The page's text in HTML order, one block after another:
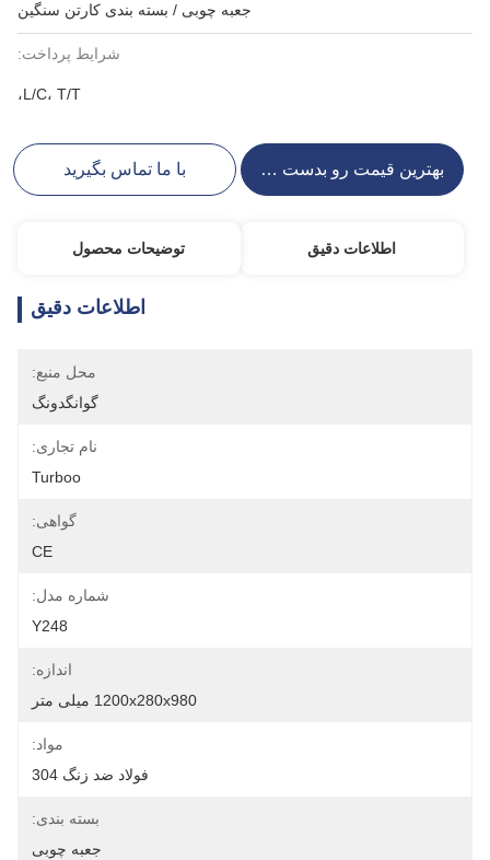
جعبه چوبی / بسته بندی کارتن سنگین
شرایط پرداخت:
L/C، T/T،
بهترین قیمت رو بدست بیار با ما تماس بگیرید
اطلاعات دقیق توضیحات محصول
اطلاعات دقیق
محل منبع:
گوانگدونگ
نام تجاری:
Turboo
گواهی:
CE
شماره مدل:
Y248
اندازه:
1200x280x980 میلی متر
مواد:
فولاد ضد زنگ 304
بسته بندی:
جعبه چوبی